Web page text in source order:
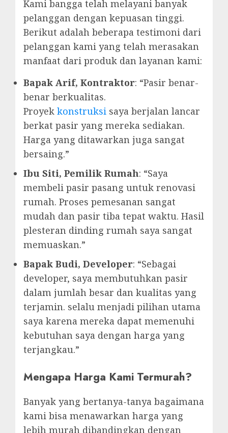
Kami bangga telah melayani banyak
pelanggan dengan kepuasan tinggi.
Berikut adalah beberapa testimoni dari
pelanggan kami yang telah merasakan
manfaat dari produk dan layanan kami:
Bapak Arif, Kontraktor: “Pasir benar-
benar berkualitas.
Proyek konstruksi saya berjalan lancar
berkat pasir yang mereka sediakan.
Harga yang ditawarkan juga sangat
bersaing.”
Ibu Siti, Pemilik Rumah: “Saya
membeli pasir pasang untuk renovasi
rumah. Proses pemesanan sangat
mudah dan pasir tiba tepat waktu. Hasil
plesteran dinding rumah saya sangat
memuaskan.”
Bapak Budi, Developer: “Sebagai
developer, saya membutuhkan pasir
dalam jumlah besar dan kualitas yang
terjamin. selalu menjadi pilihan utama
saya karena mereka dapat memenuhi
kebutuhan saya dengan harga yang
terjangkau.”
Mengapa Harga Kami Termurah?
Banyak yang bertanya-tanya bagaimana
kami bisa menawarkan harga yang
lebih murah dibandingkan dengan